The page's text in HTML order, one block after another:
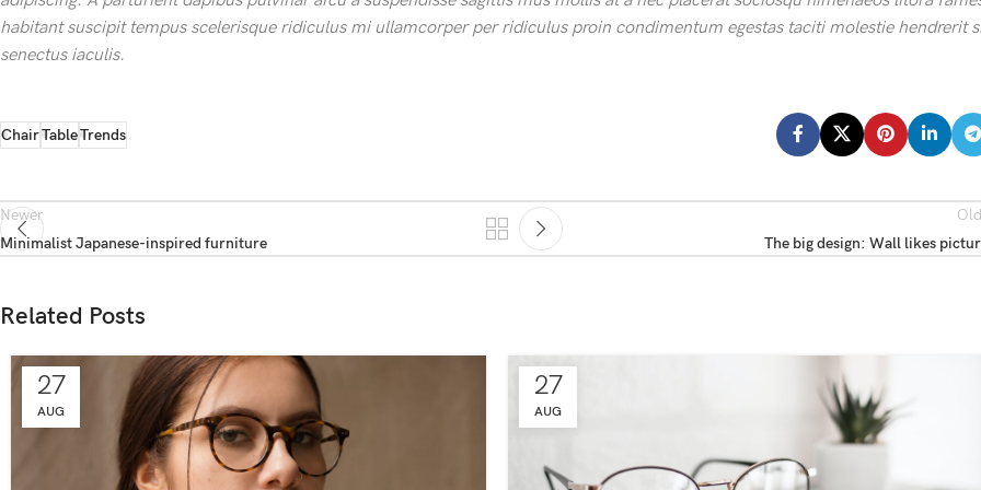
habitant suscipit tempus scelerisque ridiculus mi ullamcorper per ridiculus proin condimentum egestas taciti molestie hendrerit
senectus iaculis.
ChairTableTrends
Newer
Minimalist Japanese-inspired furniture
The big design: Wall likes
Related Posts
27
AUG
27
AUG